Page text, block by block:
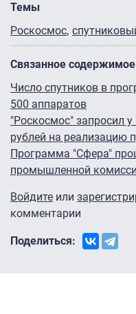
Темы
Роскосмос
Связанное содержимое
Число спутников в
500 аппаратов
"Роскосмос" запросил
рублей на реализацию
Программа "Сфера"
промышленной
Войдите или
комментарии
Поделиться: